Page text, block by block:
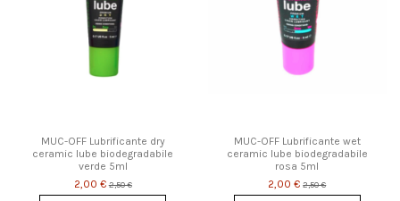
MUC-OFF Lubrificante dry
ceramic lube biodegradabile
verde 5ml
2,00 € 2,50 €
MUC-OFF Lubrificante wet
ceramic lube biodegradabile
rosa 5ml
2,00 € 2,50 €